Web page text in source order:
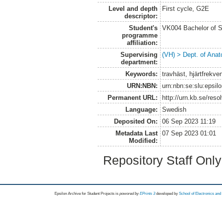
Level and depth
descriptor:
First cycle, G2E
Student's
programme
affiliation:
VK004 Bachelor of
Supervising
department:
(VH) > Dept. of
Keywords:
travhäst,
URN:NBN:
Permanent URL:
http://urn.kb.se/
Language:
Swedish
Deposited On:
06 Sep 2023 11:19
Metadata Last
Modified:
07 Sep 2023 01:01
Repository Staff
Epsilon Archive for Student Projects is powored byEPrints 3 developed by School of Electronics